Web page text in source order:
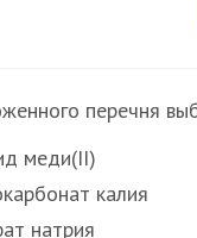
перечня
меди(II)
калия
натрия